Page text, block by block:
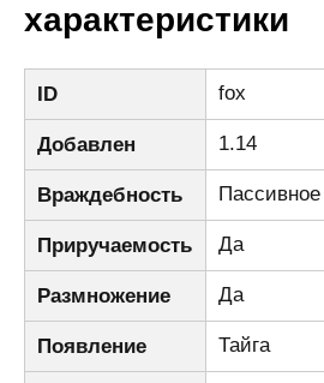
характеристики
ID fox
Добавлен 1.14
Враждебность Пассивное
Приручаемость Да
Размножение Да
Появление Тайга